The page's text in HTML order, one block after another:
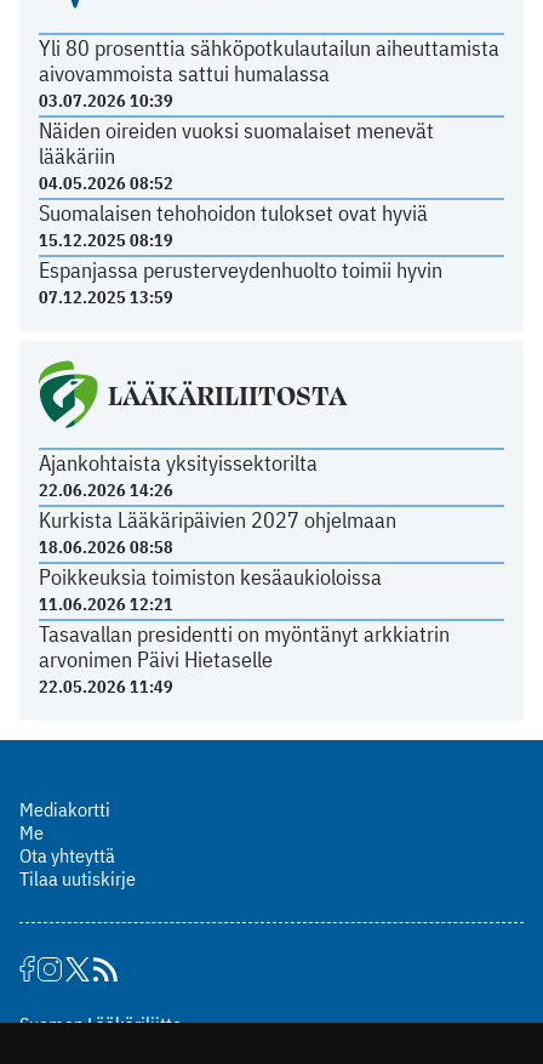
Yli 80 prosenttia sähköpotkulautailun aiheuttamista
aivovammoista sattui humalassa
03.07.2026 10:39
Näiden oireiden vuoksi suomalaiset menevät
lääkäriin
04.05.2026 08:52
Suomalaisen tehohoidon tulokset ovat hyviä
15.12.2025 08:19
Espanjassa perusterveydenhuolto toimii hyvin
07.12.2025 13:59
LÄÄKÄRILIITOSTA
Ajankohtaista yksityissektorilta
22.06.2026 14:26
Kurkista Lääkäripäivien 2027 ohjelmaan
18.06.2026 08:58
Poikkeuksia toimiston kesäaukioloissa
11.06.2026 12:21
Tasavallan presidentti on myöntänyt arkkiatrin
arvonimen Päivi Hietaselle
22.05.2026 11:49
Mediakortti
Me
Ota yhteyttä
Tilaa uutiskirje
Suomen Lääkäriliitto